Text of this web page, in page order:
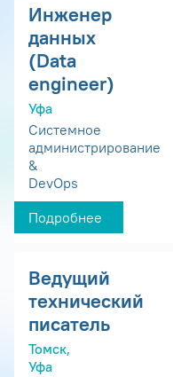
Инженер
данных
(Data
engineer)
Уфа
Системное
администрирование
&
DevOps
Подробнее
Ведущий
технический
писатель
Томск,
Уфа